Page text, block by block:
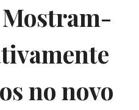
Mostram-
no novo